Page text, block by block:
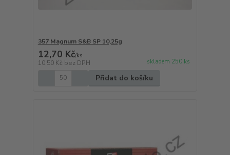
357 Magnum S&B SP 10,25g
12,70 Kč/ks
10,50 Kč bez DPH skladem 250 ks
Přidat do košíku